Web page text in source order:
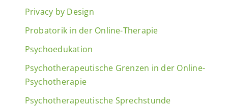
Privacy by Design
Probatorik in der Online-Therapie
Psychoedukation
Psychotherapeutische Grenzen in der Online-
Psychotherapie
Psychotherapeutische Sprechstunde